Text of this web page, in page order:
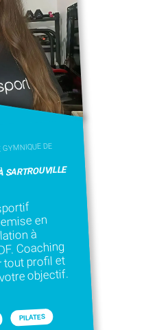
DE
SARTROUVILLE
en
à
Coaching
profil et
objectif.
PILATES